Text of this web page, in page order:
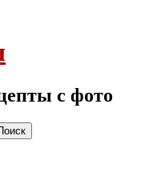
с фото